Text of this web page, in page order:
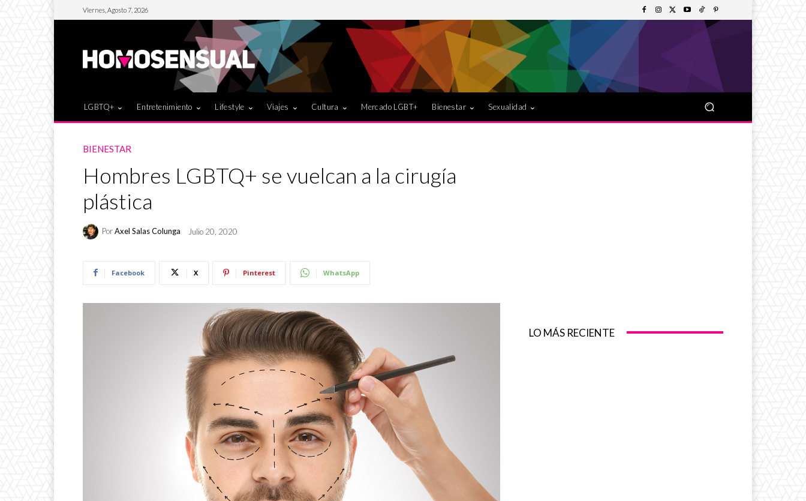
Viernes, Agosto 7, 2026
LGBTQ+ Entretenimiento Lifestyle Viajes Cultura Mercado LGBT+ Bienestar Sexualidad
BIENESTAR
Hombres LGBTQ+ se vuelcan a la cirugía
plástica
PorAxel Salas Colunga Julio 20, 2020
Facebook X Pinterest WhatsApp
LO MÁS RECIENTE